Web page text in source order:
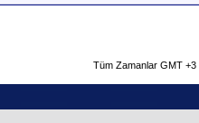
Tüm Zamanlar GMT